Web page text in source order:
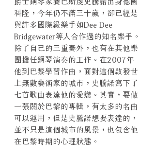
科隆，今年仍不滿三十歲，卻已經是
與許多國際級樂手如Dee Dee
Bridgewater等人合作過的知名樂手。
除了自己的三重奏外，也有在其他樂
團擔任鋼琴演奏的工作。在2007年
他到巴黎學習作曲，面對這個啟發世
上無數藝術家的城市，史騰諾寫下了
七首歌曲表達他的愛戀。其實，要做
一張關於巴黎的專輯，有太多的名曲
可以運用，但是史騰諾想要表達的，
並不只是這個城市的風景，也包含他
在巴黎時期的心理狀態。